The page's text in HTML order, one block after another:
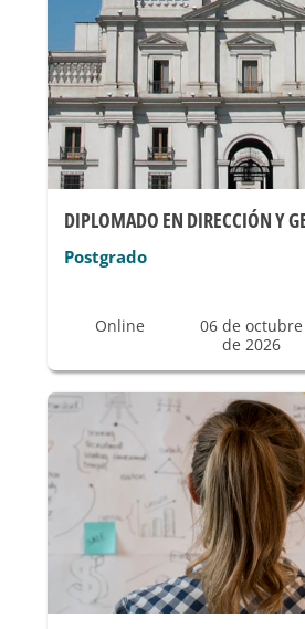
DIPLOMADO EN DIRECCIÓN Y
Postgrado
Online
06 de octubre
de 2026